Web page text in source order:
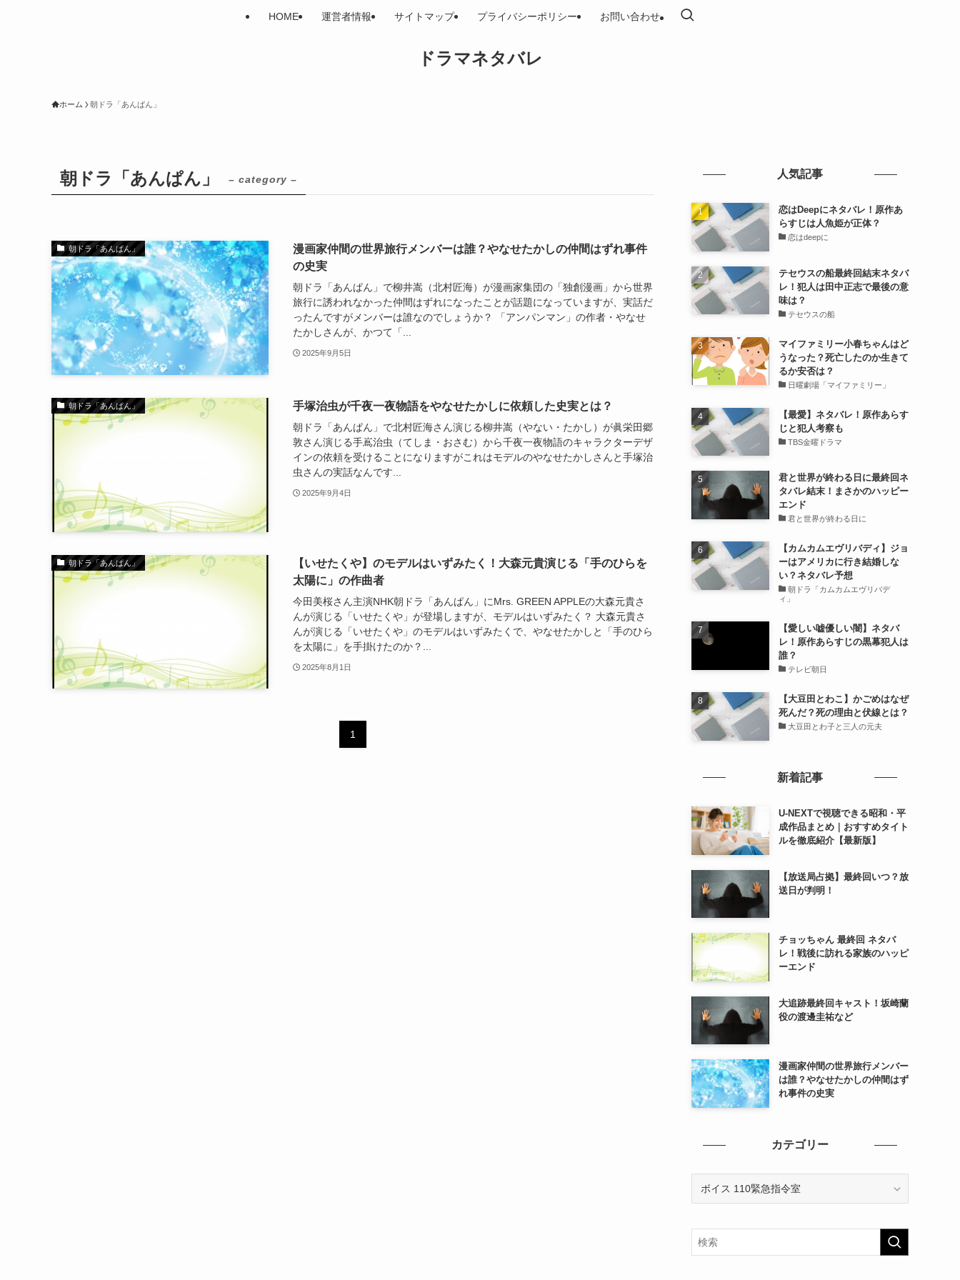
ドラマネタバレ
HOME 運営者情報 サイトマップ プライバシーポリシー お問い合わせ
ホーム 朝ドラ「あんぱん」
朝ドラ「あんぱん」 – category –
朝ドラ「あんぱん」
漫画家仲間の世界旅行メンバーは誰？やなせたかしの仲間はずれ事件
の史実
朝ドラ「あんぱん」で柳井嵩（北村匠海）が漫画家集団の「独創漫画」から世界
旅行に誘われなかった仲間はずれになったことが話題になっていますが、実話だ
ったんですがメンバーは誰なのでしょうか？ 「アンパンマン」の作者・やなせ
たかしさんが、かつて「...
2025年9月5日
朝ドラ「あんぱん」 手塚治虫が千夜一夜物語をやなせたかしに依頼した史実とは？
朝ドラ「あんぱん」で北村匠海さん演じる柳井嵩（やない・たかし）が眞栄田郷
敦さん演じる手嶌治虫（てしま・おさむ）から千夜一夜物語のキャラクターデザ
インの依頼を受けることになりますがこれはモデルのやなせたかしさんと手塚治
虫さんの実話なんです...
2025年9月4日
朝ドラ「あんぱん」
【いせたくや】のモデルはいずみたく！大森元貴演じる「手のひらを
太陽に」の作曲者
今田美桜さん主演NHK朝ドラ「あんぱん」にMrs. GREEN APPLEの大森元貴さ
んが演じる「いせたくや」が登場しますが、モデルはいずみたく？ 大森元貴さ
んが演じる「いせたくや」のモデルはいずみたくで、やなせたかしと「手のひら
を太陽に」を手掛けたのか？...
2025年8月1日
1
人気記事
恋はDeepにネタバレ！原作あ
らすじは人魚姫が正体？
恋はdeepに
テセウスの船最終回結末ネタバ
レ！犯人は田中正志で最後の意
味は？
テセウスの船
マイファミリー小春ちゃんはど
うなった？死亡したのか生きて
るか安否は？
日曜劇場「マイファミリー」
【最愛】ネタバレ！原作あらす
じと犯人考察も
TBS金曜ドラマ
君と世界が終わる日に最終回ネ
タバレ結末！まさかのハッピー
エンド
君と世界が終わる日に
【カムカムエヴリバディ】ジョ
ーはアメリカに行き結婚しな
い？ネタバレ予想
朝ドラ「カムカムエヴリバデ
ィ」
【愛しい嘘優しい闇】ネタバ
レ！原作あらすじの黒幕犯人は
誰？
テレビ朝日
【大豆田とわこ】かごめはなぜ
死んだ？死の理由と伏線とは？
大豆田とわ子と三人の元夫
新着記事
U-NEXTで視聴できる昭和・平
成作品まとめ｜おすすめタイト
ルを徹底紹介【最新版】
【放送局占拠】最終回いつ？放
送日が判明！
チョッちゃん 最終回 ネタバ
レ！戦後に訪れる家族のハッピ
ーエンド
大追跡最終回キャスト！坂崎蘭
役の渡邊圭祐など
漫画家仲間の世界旅行メンバー
は誰？やなせたかしの仲間はず
れ事件の史実
カテゴリー
リ
ー